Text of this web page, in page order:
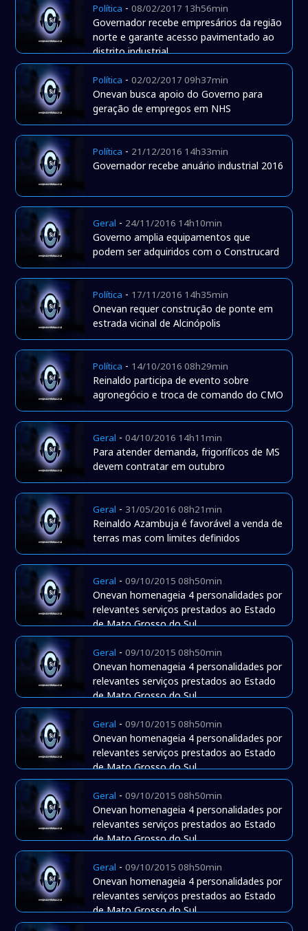
Política -08/02/2017 13h56min
Governador recebe empresários da região
norte e garante acesso pavimentado ao
distrito industrial
Política -02/02/2017 09h37min
Onevan busca apoio do Governo para
geração de empregos em NHS
Política - 21/12/2016 14h33min
Governador recebe anuário industrial 2016
Geral - 24/11/2016 14h10min
Governo amplia equipamentos que
podem ser adquiridos com o Construcard
Política - 17/11/2016 14h35min
Onevan requer construção de ponte em
estrada vicinal de Alcinópolis
Política - 14/10/2016 08h29min
Reinaldo participa de evento sobre
agronegócio e troca de comando do CMO
Geral -04/10/2016 14h11min
Para atender demanda, frigoríficos de MS
devem contratar em outubro
Geral - 31/05/2016 08h21min
Reinaldo Azambuja é favorável a venda de
terras mas com limites definidos
Geral -09/10/2015 08h50min
Onevan homenageia 4 personalidades por
relevantes serviços prestados ao Estado
de Mato Grosso do Sul
Geral -09/10/2015 08h50min
Onevan homenageia 4 personalidades por
relevantes serviços prestados ao Estado
de Mato Grosso do Sul
Geral -09/10/2015 08h50min
Onevan homenageia 4 personalidades por
relevantes serviços prestados ao Estado
de Mato Grosso do Sul
Geral -09/10/2015 08h50min
Onevan homenageia 4 personalidades por
relevantes serviços prestados ao Estado
de Mato Grosso do Sul
Geral -09/10/2015 08h50min
Onevan homenageia 4 personalidades por
relevantes serviços prestados ao Estado
de Mato Grosso do Sul